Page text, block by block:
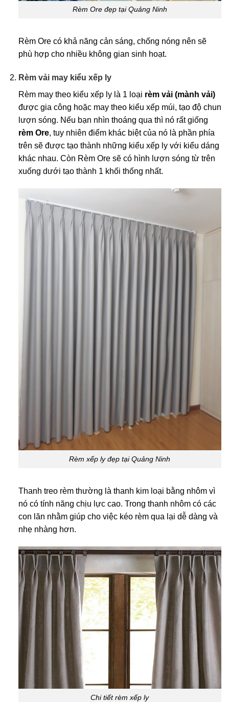
Rèm Ore đẹp tại Quảng Ninh
Rèm Ore có khả năng cản sáng, chống nóng nên sẽ
phù hợp cho nhiều không gian sinh hoạt.
Rèm vải may kiểu xếp ly
Rèm may theo kiểu xếp ly là 1 loại rèm vải (mành vải)
được gia công hoặc may theo kiểu xếp múi, tạo độ chun
lượn sóng. Nếu bạn nhìn thoáng qua thì nó rất giống
rèm Ore, tuy nhiên điểm khác biệt của nó là phần phía
trên sẽ được tạo thành những kiểu xếp ly với kiểu dáng
khác nhau. Còn Rèm Ore sẽ có hình lượn sóng từ trên
xuống dưới tạo thành 1 khối thống nhất.
Rèm xếp ly đẹp tại Quảng Ninh
Thanh treo rèm thường là thanh kim loại bằng nhôm vì
nó có tính năng chịu lực cao. Trong thanh nhôm có các
con lăn nhằm giúp cho việc kéo rèm qua lại dễ dàng và
nhẹ nhàng hơn.
Chi tiết rèm xếp ly